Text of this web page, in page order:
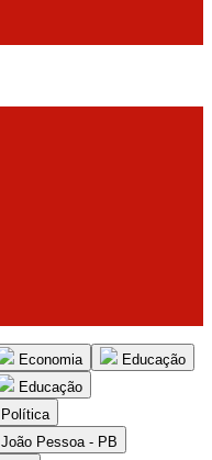
Economia
Educação
Educação
Política
João Pessoa - PB